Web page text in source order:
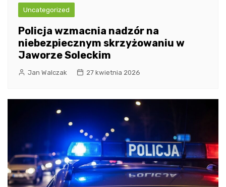
Uncategorized
Policja wzmacnia nadzór na
niebezpiecznym skrzyżowaniu w
Jaworze Soleckim
Jan Walczak 27 kwietnia 2026